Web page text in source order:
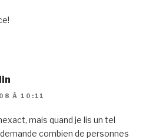
À 10:11
mais quand je lis un tel
combien de personnes